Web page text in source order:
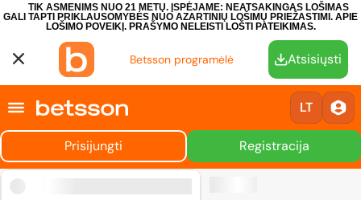
TIK ASMENIMS NUO 21 METŲ. ĮSPĖJAME: NEATSAKINGAS LOŠIMAS
GALI TAPTI PRIKLAUSOMYBĖS NUO AZARTINIŲ LOŠIMŲ PRIEŽASTIMI. APIE
LOŠIMO POVEIKĮ. PRAŠYMO NELEISTI LOŠTI PATEIKIMAS.
Betsson programėlė Atsisiųsti
LT
Prisijungti Registracija